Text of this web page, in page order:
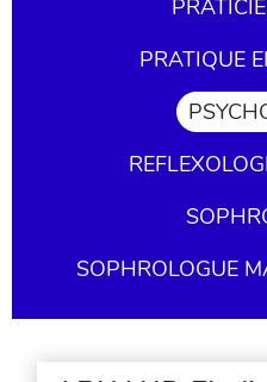
PRATIQUE
SOPHROLOGUE